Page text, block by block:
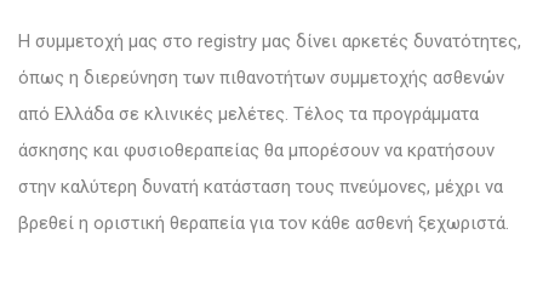
Η συμμετοχή μας στο registry μας δίνει αρκετές δυνατότητες,
όπως η διερεύνηση των πιθανοτήτων συμμετοχής ασθενών
από Ελλάδα σε κλινικές μελέτες. Τέλος τα προγράμματα
άσκησης και φυσιοθεραπείας θα μπορέσουν να κρατήσουν
στην καλύτερη δυνατή κατάσταση τους πνεύμονες, μέχρι να
βρεθεί η οριστική θεραπεία για τον κάθε ασθενή ξεχωριστά.